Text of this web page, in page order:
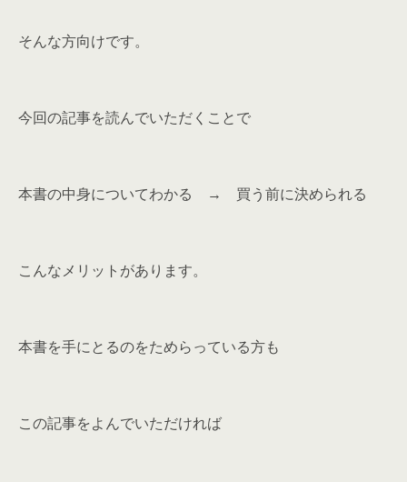
そんな方向けです。
今回の記事を読んでいただくことで
本書の中身についてわかる → 買う前に決められる
こんなメリットがあります。
本書を手にとるのをためらっている方も
この記事をよんでいただければ